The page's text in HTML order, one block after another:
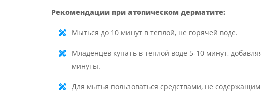
Рекомендации при атопическом дерматите:
Мыться до 10 минут в теплой, не горячей воде.
Младенцев купать в теплой воде 5-10 минут,
минуты.
Для мытья пользоваться средствами, не